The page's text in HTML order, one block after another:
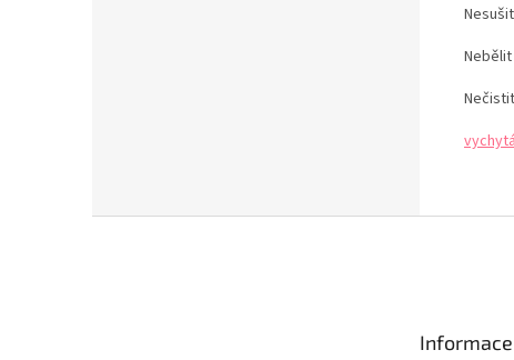
Nebělit